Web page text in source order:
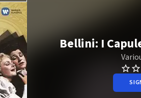
Bellini: I